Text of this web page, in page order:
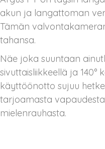
akun ja langattoman
Tämän
tahansa.
Näe joka suuntaan
sivuttaisliikkeellä ja 140°
käyttöönotto sujuu
tarjoamasta
mielenrauhasta.